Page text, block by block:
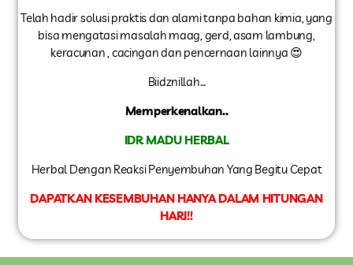
Telah hadir solusi praktis dan alami tanpa bahan kimia, yang
bisa mengatasi masalah maag, gerd, asam lambung,
keracunan , cacingan dan pencernaan lainnya 😍
Biidznillah…
Memperkenalkan..
IDR MADU HERBAL
Herbal Dengan Reaksi Penyembuhan Yang Begitu Cepat
DAPATKAN KESEMBUHAN HANYA DALAM HITUNGAN
HARI!!